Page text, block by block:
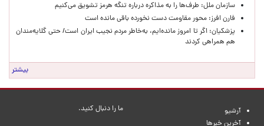
سازمان ملل: طرف‌ها را به مذاکره درباره تنگه هرمز تشویق می‌کنیم
فارن افرز: محور مقاومت دست نخورده باقی مانده است
پزشکیان: اگر تا امروز مانده‌ایم، به‌خاطر مردم نجیب ایران است/ حتی گلایه‌مندان
هم همراهی کردند
بیشتر
آرشیو
آخرین خبرها
ما را دنبال کنید.